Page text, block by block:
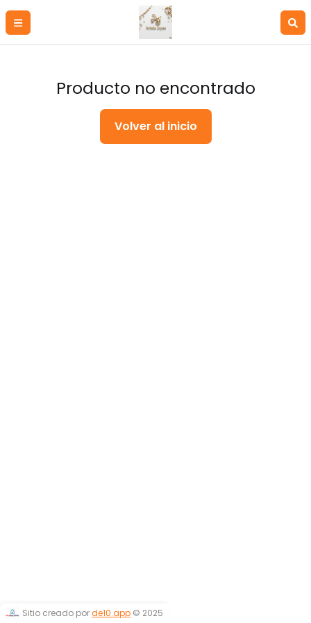
Producto no encontrado
Volver al inicio
Sitio creado porde10.app © 2025